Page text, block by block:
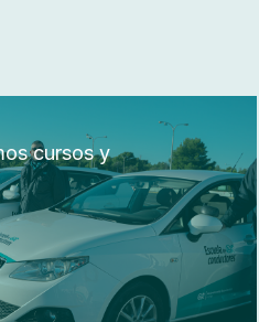
cursos y